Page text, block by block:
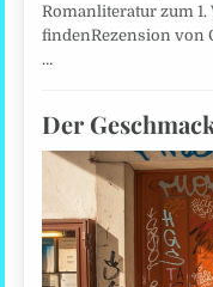
Romanliteratur zum
findenRezension von
…
Der